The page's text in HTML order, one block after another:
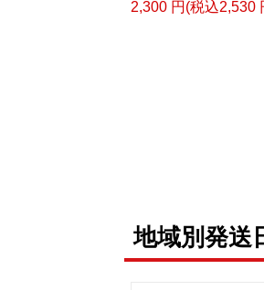
2,300 円(税込2,530
地域別発送